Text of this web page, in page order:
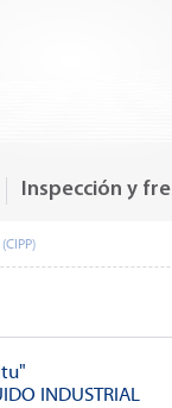
Inspección y
INDUSTRIAL